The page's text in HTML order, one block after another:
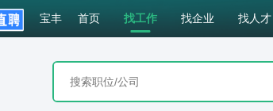
宝丰 首页 找工作 找企业 找人才